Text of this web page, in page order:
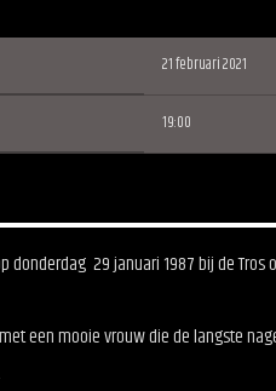
21 februari 2021
19:00
29 januari 1987 bij de Tros
een mooie vrouw die de langste